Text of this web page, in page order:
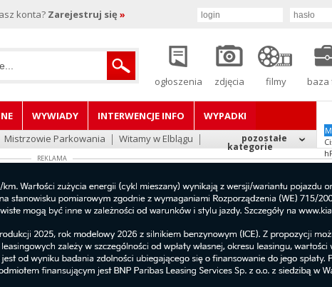
konta? Zarejestruj się »
ogłoszenia zdjęcia filmy baza
WYWIADY INTERWENCJE INFO
WYPADKI
Mistrzowie Parkowania Witamy w Elblągu pozostałe
kategorie
REKLAMA